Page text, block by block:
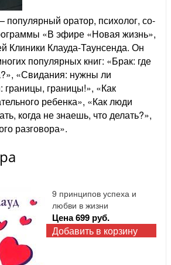
оратор, психолог, со-
«В эфире «Новая жизнь»,
Клиники Клауда-Таунсенда. Он
популярных книг: «Брак: где
«Свидания: нужны ли
границы, границы!», «Как
ребенка», «Как люди
когда не знаешь, что делать?»,
разговора».
9 принципов успеха и
любви в жизни
Цена 699 руб.
Добавить в корзину